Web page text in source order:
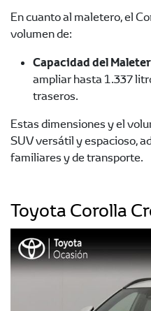
En cuanto al maletero, el
volumen de:
Capacidad del
ampliar hasta 1.337
traseros.
Estas dimensiones y el
SUV versátil y espacioso,
familiares y de transporte.
Toyota Corolla